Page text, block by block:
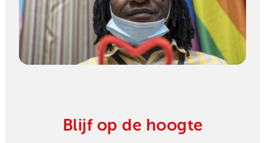
Blijf op de hoogte